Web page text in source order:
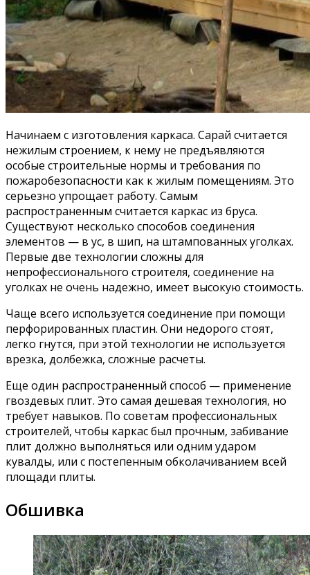
Начинаем с изготовления каркаса. Сарай считается
нежилым строением, к нему не предъявляются
особые строительные нормы и требования по
пожаробезопасности как к жилым помещениям. Это
серьезно упрощает работу. Самым
распространенным считается каркас из бруса.
Существуют несколько способов соединения
элементов — в ус, в шип, на штампованных уголках.
Первые две технологии сложны для
непрофессионального строителя, соединение на
уголках не очень надежно, имеет высокую стоимость.
Чаще всего используется соединение при помощи
перфорированных пластин. Они недорого стоят,
легко гнутся, при этой технологии не используется
врезка, долбежка, сложные расчеты.
Еще один распространенный способ — применение
гвоздевых плит. Это самая дешевая технология, но
требует навыков. По советам профессиональных
строителей, чтобы каркас был прочным, забивание
плит должно выполняться или одним ударом
кувалды, или с постепенным обколачиванием всей
площади плиты.
Обшивка